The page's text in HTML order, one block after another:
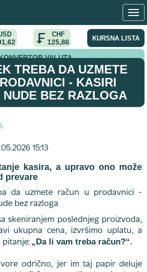
CHF
125,86 KURSNA LISTA
VALUTA
>
Zašto uvek treba da uzmete račun u prodavnici -
TREBA DA UZMETE
- KASIRI
NUDE BEZ RAZLOGA
15:13
kasira, a upravo ono može
prevare
skeniranjem poslednjeg proizvoda,
ukupna cena, izvršimo uplatu, a
pitanje: „Da li vam treba račun?“.
odrično, jer im taj papir deluje